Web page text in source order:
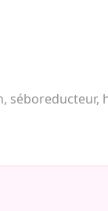
séboreducteur,